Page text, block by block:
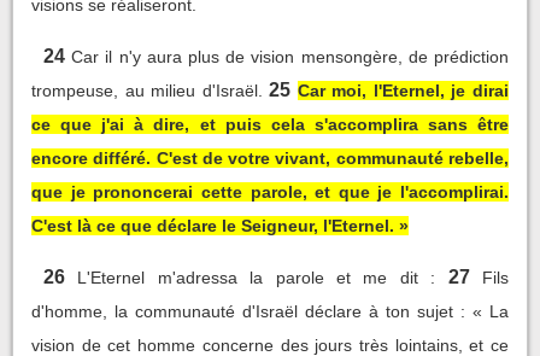
visions se réaliseront.
24 Car il n'y aura plus de vision mensongère, de prédiction
trompeuse, au milieu d'Israël. 25 Car moi, l'Eternel, je dirai
ce que j'ai à dire, et puis cela s'accomplira sans être
encore différé. C'est de votre vivant, communauté rebelle,
que je prononcerai cette parole, et que je l'accomplirai.
C'est là ce que déclare le Seigneur, l'Eternel. »
26 L'Eternel m'adressa la parole et me dit : 27
Fils
d'homme, la communauté d'Israël déclare à ton sujet : « La
vision de cet homme concerne des jours très lointains, et ce